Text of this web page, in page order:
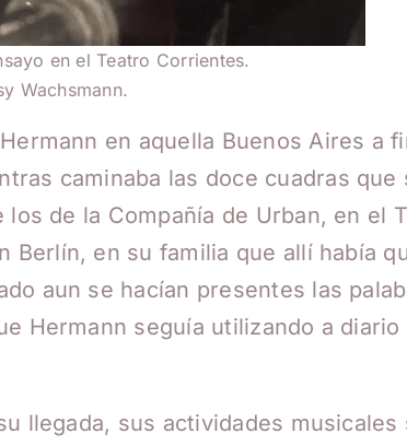
en el Teatro Corrientes.
Wachsmann.
en aquella Buenos Aires a
caminaba las doce cuadras que
los de la Compañía de Urban, en el
Berlín, en su familia que allí había
aun se hacían presentes las
Hermann seguía utilizando a
llegada, sus actividades